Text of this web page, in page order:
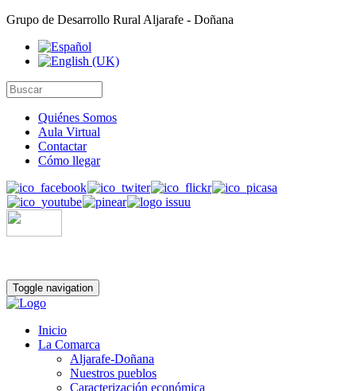
Grupo de Desarrollo Rural Aljarafe - Doñana
Quiénes Somos
Aula Virtual
Contactar
Cómo llegar
Toggle navigation
Inicio
La Comarca
Aljarafe-Doñana
Nuestros pueblos
Caracterización económica